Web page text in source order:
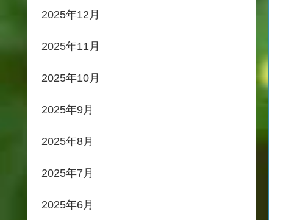
2025年12月
2025年11月
2025年10月
2025年9月
2025年8月
2025年7月
2025年6月